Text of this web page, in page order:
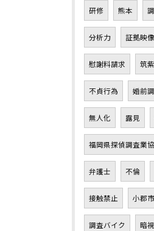
研修 熊本
分析力 証拠映像
慰謝料請求 筑
不貞行為 婚前
無人化 露見
福岡県探偵調査業
弁護士 不倫
接触禁止 小郡市
調査バイク 暗